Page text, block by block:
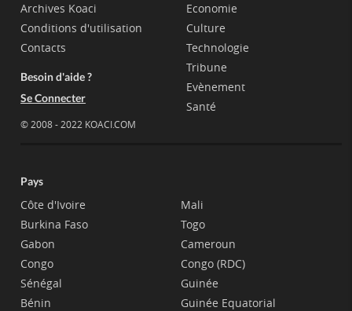
Archives Koaci
Conditions d'utilisation
Contacts
Besoin d'aide ?
Se Connecter
© 2008 - 2022 KOACI.COM
Economie
Culture
Technologie
Tribune
Evènement
Santé
Pays
Côte d'Ivoire
Burkina Faso
Gabon
Congo
Sénégal
Bénin
Mali
Togo
Cameroun
Congo (RDC)
Guinée
Guinée Equatorial